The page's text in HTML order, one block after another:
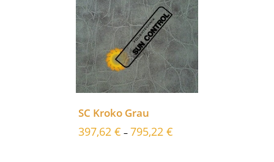
SC Kroko Grau
397,62 € – 795,22 €